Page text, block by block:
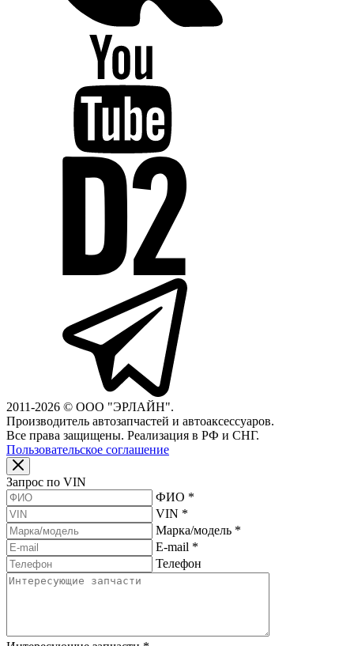
2011-2026 © ООО "ЭРЛАЙН".
Производитель автозапчастей и автоаксессуаров.
Все права защищены. Реализация в РФ и СНГ.
Пользовательское соглашение
Запрос по VIN
ФИО *
VIN *
Марка/модель *
E-mail *
Телефон